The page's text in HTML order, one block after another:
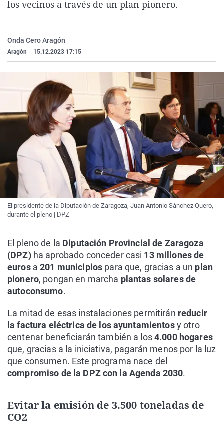
La rosa de los vientos
Caso
Operación Viuda
Extremadura
Navarra
País Vasco
Virales
los vecinos a través de un plan pionero.
Onda Cero Aragón
Aragón 15.12.2023 17:15
El presidente de la Diputación de Zaragoza, Juan Antonio Sánchez Quero,
durante el pleno | DPZ
El pleno de la Diputación Provincial de Zaragoza
(DPZ) ha aprobado conceder casi 13 millones de
eurosa201 municipios para que, gracias a un plan
pionero, pongan en marcha plantas solares de
autoconsumo.
La mitad de esas instalaciones permitirán reducir
la factura eléctrica de los ayuntamientosy otro
centenar beneficiarán también a los4.000 hogares
que, gracias a la iniciativa, pagarán menos por la luz
que consumen. Este programa nace del
compromiso de la DPZ con la Agenda 2030.
Evitar la emisión de 3.500 toneladas de
CO2